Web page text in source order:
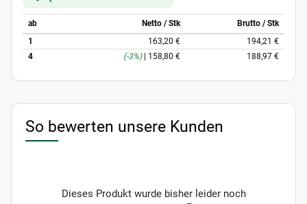
ab Netto / Stk
Brutto / Stk
1
163,20 €
194,21 €
4
(-3%) 158,80 € 188,97 €
So bewerten unsere Kunden
Dieses Produkt wurde bisher leider noch